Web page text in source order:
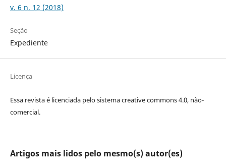
v. 6 n. 12 (2018)
Seção
Expediente
Licença
Essa revista é licenciada pelo sistema creative commons 4.0, não-
comercial.
Artigos mais lidos pelo mesmo(s) autor(es)